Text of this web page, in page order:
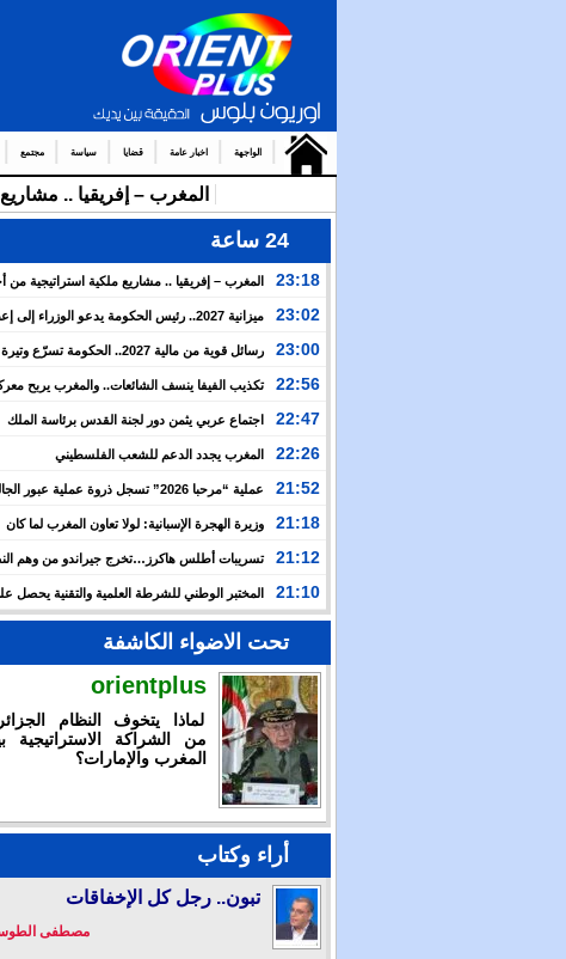
الواجهة اخبار عامة قضايا سياسة مجتمع
المغرب – إفريقيا ..
24 ساعة
23:18
المغرب – إفريقيا .. مشاريع ملكية استراتيجية من
نهضة القارة الإفريقية
23:02
ميزانية 2027.. رئيس الحكومة يدعو الوزراء إلى
الأولوية لبرمجة الالتزامات المتعلقة بالمشاريع موضوع تعليمات
23:00
رسائل قوية من مالية 2027.. الحكومة تسرّع وتيرة
الأوراش الملكية وتراهن على المواطن لبناء مغرب أكثر قوة
22:56
تكذيب الفيفا ينسف الشائعات.. والمغرب يربح
الإنجاز قبل حسم نهائي مونديال 2030
22:47
اجتماع عربي يثمن دور لجنة القدس برئاسة الملك
ويدعو إلى تحرك لمواجهة الانتهاكات الإسرائيلية
22:26 المغرب يجدد الدعم للشعب الفلسطيني
21:52
عملية “مرحبا 2026” تسجل ذروة عملية عبور
المغربية بأكثر من 151 ألف مسافر في 4 أيام
21:18
وزيرة الهجرة الإسبانية: لولا تعاون المغرب لما كان
بالإمكان تقديم استجابة استثنائية خلال أزمة سبتة المحتلة
21:12
تسريبات أطلس هاكرز…تخرج جيراندو من وهم
إلى مستنقع الجريمة المنظمة
21:10
المختبر الوطني للشرطة العلمية والتقنية يحصل
شهادة الاعتماد والمطابقة والجودة بالمعيار الدولي
تحت الاضواء الكاشفة
orientplus
لماذا يتخوف النظام
من الشراكة الاستراتيجية
المغرب والإمارات؟
أراء وكتاب
تبون.. رجل كل الإخفاقات
مصطفى